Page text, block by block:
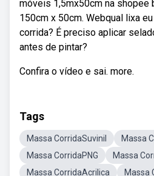
móveis 1,5mx50cm na shopee
150cm x 50cm. Webqual lixa
corrida? É preciso aplicar
antes de pintar?
Confira o vídeo e sai. more.
Tags
Massa CorridaSuvinil
Massa
Massa CorridaPNG
Massa
Massa CorridaAcrilica
Massa